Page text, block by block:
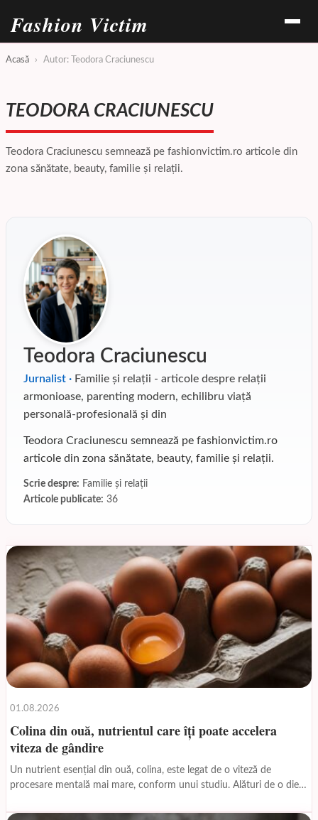
Fashion Victim
Acasă › Autor: Teodora Craciunescu
TEODORA CRACIUNESCU
Teodora Craciunescu semnează pe fashionvictim.ro articole din
zona sănătate, beauty, familie și relații.
Teodora Craciunescu
Jurnalist · Familie și relații - articole despre relații
armonioase, parenting modern, echilibru viață
personală-profesională și din
Teodora Craciunescu semnează pe fashionvictim.ro
articole din zona sănătate, beauty, familie și relații.
Scrie despre: Familie și relații
Articole publicate: 36
01.08.2026
Colina din ouă, nutrientul care îți poate accelera
viteza de gândire
Un nutrient esențial din ouă, colina, este legat de o viteză de
procesare mentală mai mare, conform unui studiu. Alături de o dietă